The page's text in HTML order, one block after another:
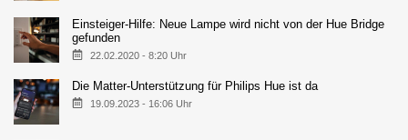
Einsteiger-Hilfe: Neue Lampe wird nicht von der Hue Bridge
gefunden
22.02.2020 - 8:20 Uhr
Die Matter-Unterstützung für Philips Hue ist da
19.09.2023 - 16:06 Uhr